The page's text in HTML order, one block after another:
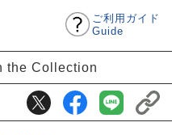
ご利用ガイド
Guide
the Collection